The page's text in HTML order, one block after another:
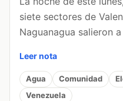
siete sectores de
Naguanagua salieron
Leer nota
Agua Comunidad
Venezuela